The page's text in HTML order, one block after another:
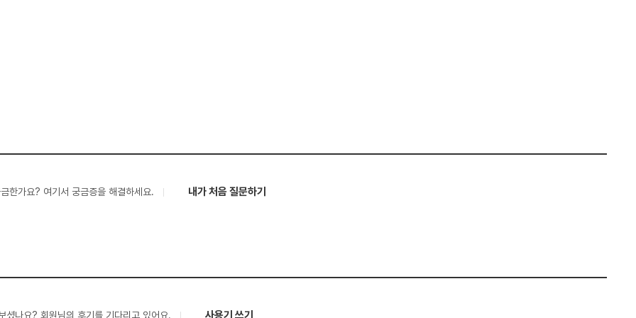
한가요? 여기서 궁금증을 해결하세요. 내가 처음 질문하기
셨나요? 회원님의 후기를 기다리고 있어요. 사용기 쓰기